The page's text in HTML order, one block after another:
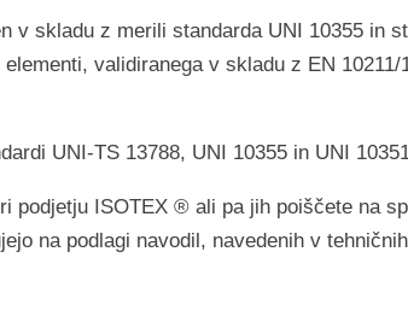
v skladu z merili standarda UNI 10355 in
validiranega v skladu z EN
UNI-TS 13788, UNI 10355 in UNI
podjetju ISOTEX ® ali pa jih poiščete na
na podlagi navodil, navedenih v